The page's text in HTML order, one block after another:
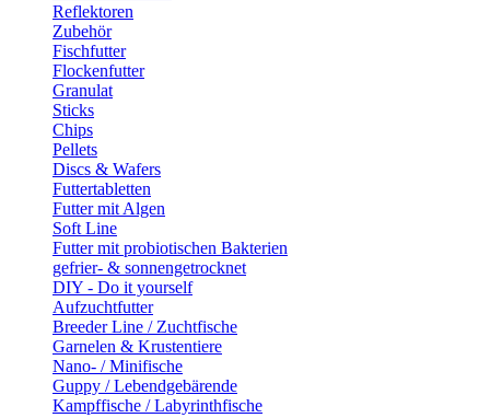
Reflektoren
Zubehör
Fischfutter
Flockenfutter
Granulat
Sticks
Chips
Pellets
Discs & Wafers
Futtertabletten
Futter mit Algen
Soft Line
Futter mit probiotischen Bakterien
gefrier- & sonnengetrocknet
DIY - Do it yourself
Aufzuchtfutter
Breeder Line / Zuchtfische
Garnelen & Krustentiere
Nano- / Minifische
Guppy / Lebendgebärende
Kampffische / Labyrinthfische